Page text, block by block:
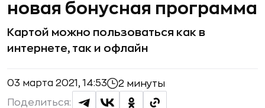
новая бонусная программа
Картой можно пользоваться как в
интернете, так и офлайн
03 марта 2021, 14:53 2 минуты
Поделиться: